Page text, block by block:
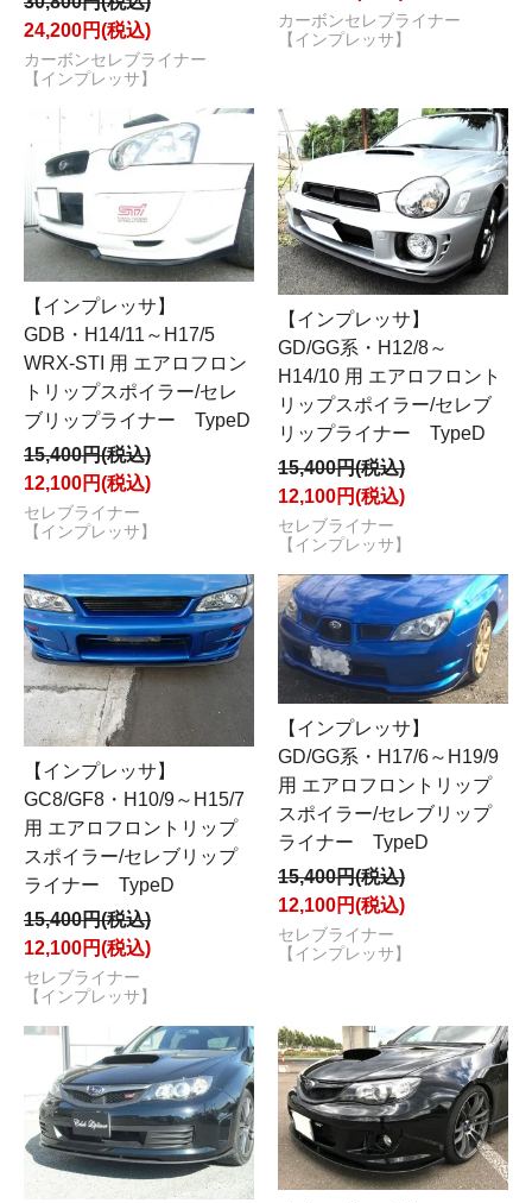
24,200円(税込)
カーボンセレブライナー
【インプレッサ】
カーボンセレブライナー
【インプレッサ】
【インプレッサ】
GDB・H14/11～H17/5
WRX-STI 用 エアロフロン
トリップスポイラー/セレ
ブリップライナー TypeD
15,400円(税込)
12,100円(税込)
セレブライナー
【インプレッサ】
【インプレッサ】
GD/GG系・H12/8～
H14/10 用 エアロフロント
リップスポイラー/セレブ
リップライナー TypeD
15,400円(税込)
12,100円(税込)
セレブライナー
【インプレッサ】
【インプレッサ】
GC8/GF8・H10/9～H15/7
用 エアロフロントリップ
スポイラー/セレブリップ
ライナー TypeD
15,400円(税込)
12,100円(税込)
セレブライナー
【インプレッサ】
【インプレッサ】
GD/GG系・H17/6～H19/9
用 エアロフロントリップ
スポイラー/セレブリップ
ライナー TypeD
15,400円(税込)
12,100円(税込)
セレブライナー
【インプレッサ】